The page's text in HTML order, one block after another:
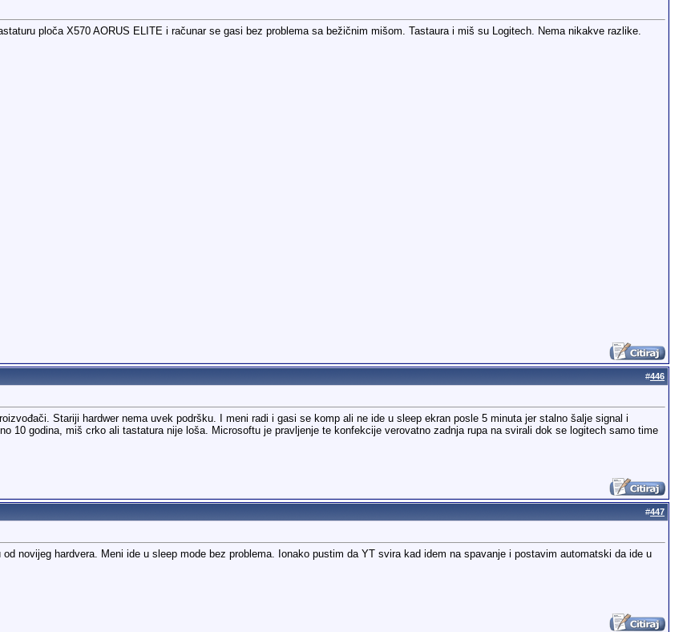
ploča X570 AORUS ELITE i računar se gasi bez problema sa bežičnim mišom. Tastaura i miš su Logitech. Nema nikakve razlike.
#446
Stariji hardwer nema uvek podršku. I meni radi i gasi se komp ali ne ide u sleep ekran posle 5 minuta jer stalno šalje signal i
10 godina, miš crko ali tastatura nije loša. Microsoftu je pravljenje te konfekcije verovatno zadnja rupa na svirali dok se logitech samo time
#447
novijeg hardvera. Meni ide u sleep mode bez problema. Ionako pustim da YT svira kad idem na spavanje i postavim automatski da ide u